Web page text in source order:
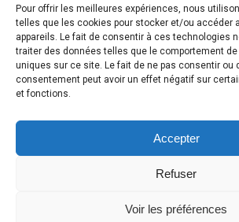
Pour offrir les meilleures expériences, nous
telles que les cookies pour stocker et/ou accéder
appareils. Le fait de consentir à ces technologies
traiter des données telles que le comportement de
uniques sur ce site. Le fait de ne pas consentir ou
consentement peut avoir un effet négatif sur
et fonctions.
Accepter
Refuser
Voir les préférences
[CINÉMA] Spice World – The
Movie
2 RÉPONSES
Retour au début